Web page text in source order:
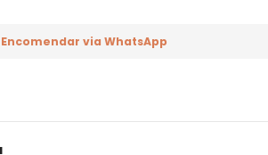
Encomendar via WhatsApp